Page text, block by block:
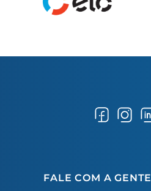
FALE COM A GENTE